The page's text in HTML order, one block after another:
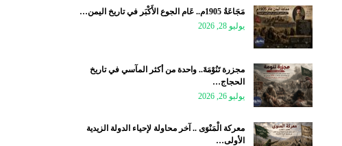
مَجَاعَةُ 1905م.. عَام الجوع الأَكْبَر في تاريخ اليمن…
يوليو 28, 2026
مجزرة تَنُوْمَةَ.. واحدة من أكثر المآسي في تاريخ
الحجاج…
يوليو 26, 2026
معركة الْمَنْوَى .. آخر محاولة لإحياء الدولة الزيدية
الأولى…